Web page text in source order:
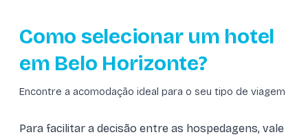
Como selecionar um hotel
em Belo Horizonte?
Encontre a acomodação ideal para o seu tipo de viagem
Para facilitar a decisão entre as hospedagens, vale